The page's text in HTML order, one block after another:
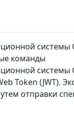
команды
Token
отправки